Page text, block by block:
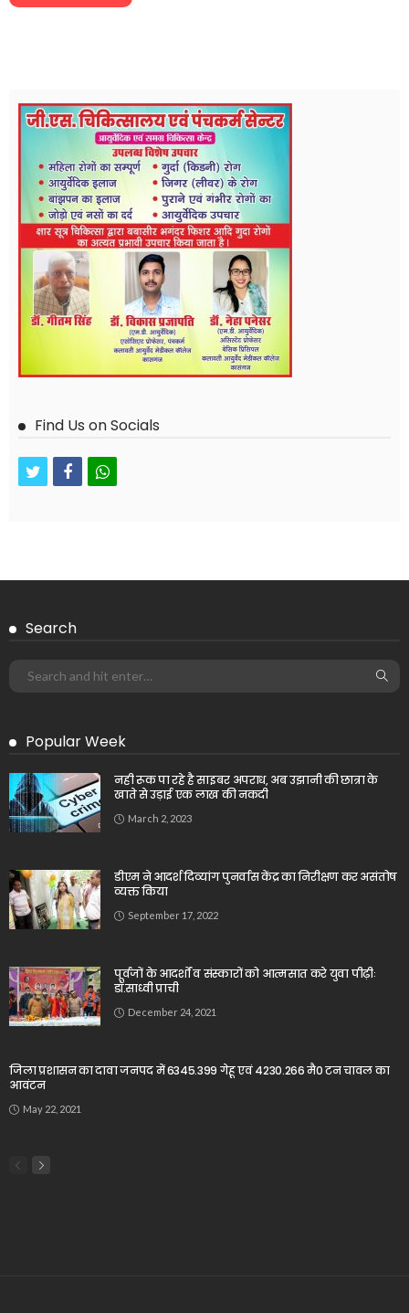
Find Us on Socials
twitterfacebookwhatsapp
Search
Popular Week
नही रूक पा रहे है साइबर अपराध, अब उझानी की छात्रा के
खाते से उड़ाई एक लाख की नकदी
March 2, 2023
डीएम ने आदर्श दिव्यांग पुनर्वास केंद्र का निरीक्षण कर असंतोष
व्यक्त किया
September 17, 2022
पूर्वजों के आदर्शों व संस्कारों को आत्मसात करे युवा पीढ़ीः
डॉ.साध्वी प्राची
December 24, 2021
जिला प्रशासन का दावा जनपद में 6345.399 गेहू एवं 4230.266 मै0 टन चावल का
आवंटन
May 22, 2021